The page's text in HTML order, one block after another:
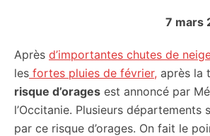
7 mars
Après d’importantes chutes de
les fortes pluies de février, après la
risque d’orages est annoncé par
l’Occitanie. Plusieurs départements
par ce risque d’orages. On fait le